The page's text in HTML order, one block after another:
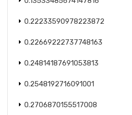
0.22233590978223872
0.22669222737748163
0.24814187691053813
0.2548192716091001
0.2706870155517008